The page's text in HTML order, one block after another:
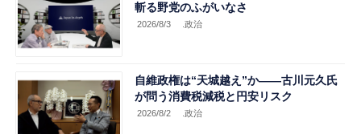
斬る野党のふがいなさ
2026/8/3 .政治
自維政権は“天城越え”か――古川元久氏
が問う消費税減税と円安リスク
2026/8/2 .政治